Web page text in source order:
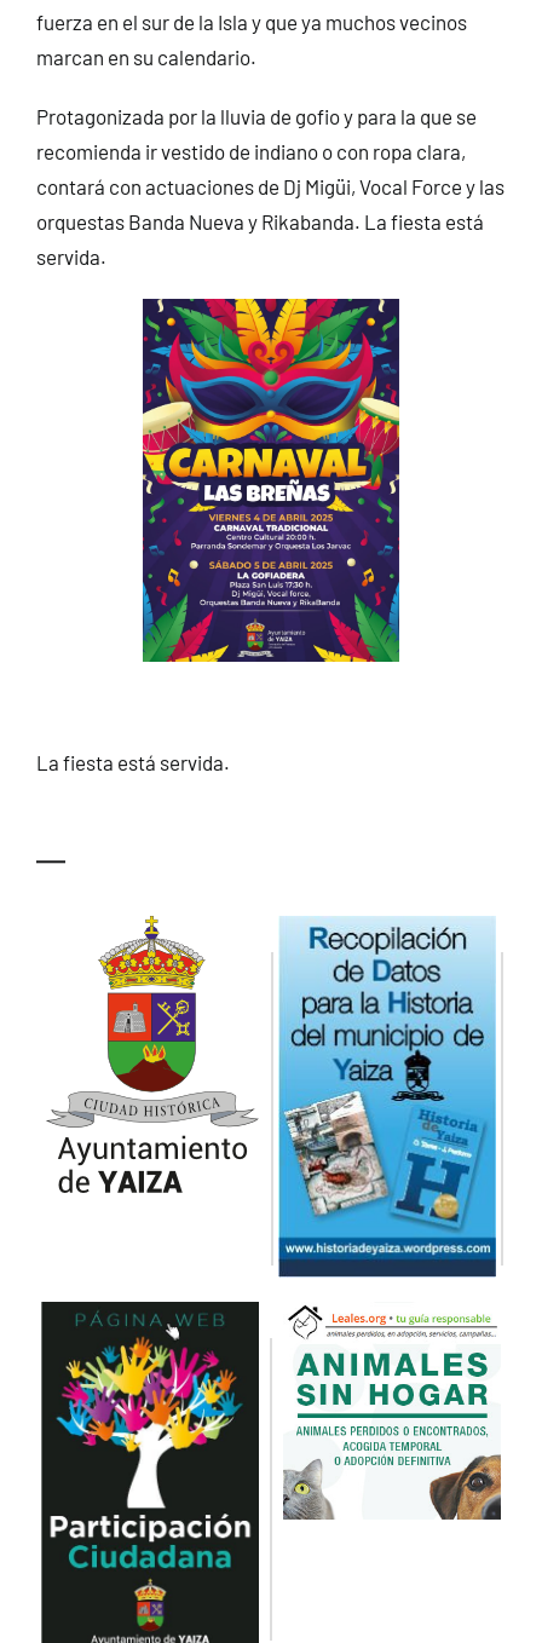
fuerza en el sur de la Isla y que ya muchos vecinos
marcan en su calendario.
Protagonizada por la lluvia de gofio y para la que se
recomienda ir vestido de indiano o con ropa clara,
contará con actuaciones de Dj Migüi, Vocal Force y las
orquestas Banda Nueva y Rikabanda. La fiesta está
servida.
La fiesta está servida.
—